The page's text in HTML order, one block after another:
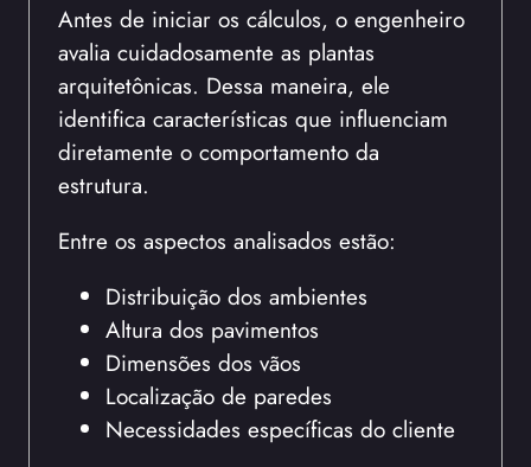
Antes de iniciar os cálculos, o engenheiro
avalia cuidadosamente as plantas
arquitetônicas. Dessa maneira, ele
identifica características que influenciam
diretamente o comportamento da
estrutura.
Entre os aspectos analisados estão:
Distribuição dos ambientes
Altura dos pavimentos
Dimensões dos vãos
Localização de paredes
Necessidades específicas do cliente